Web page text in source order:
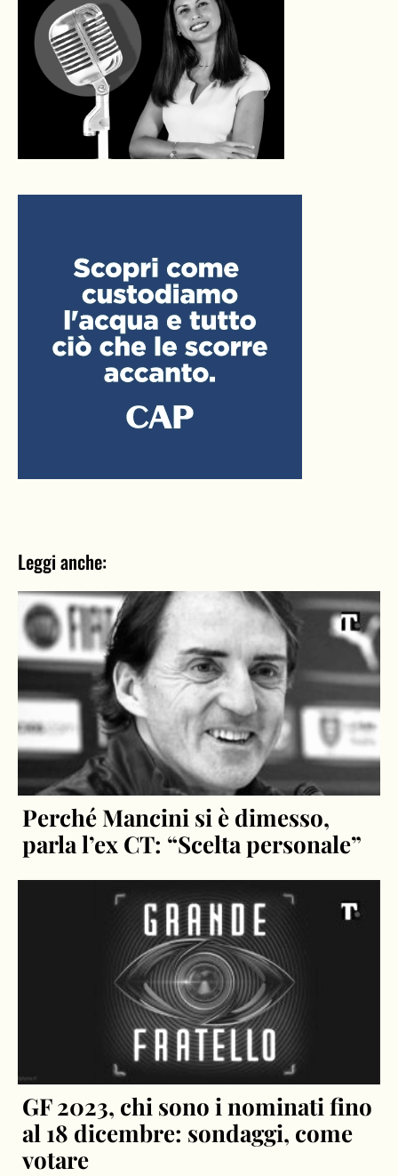
Leggi anche:
Perché Mancini si è dimesso,
parla l’ex CT: “Scelta personale”
GF 2023, chi sono i nominati fino
al 18 dicembre: sondaggi, come
votare